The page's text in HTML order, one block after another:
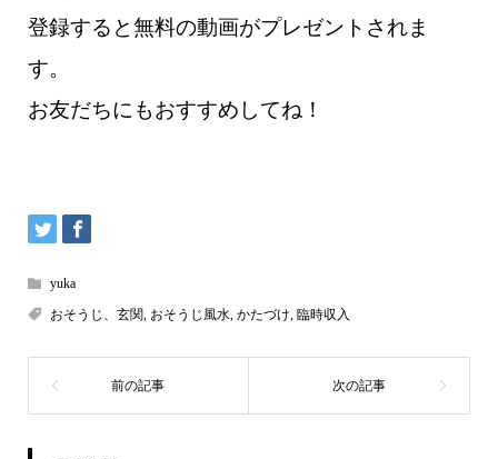
登録すると無料の動画がプレゼントされま
す。
お友だちにもおすすめしてね！
yuka
おそうじ、玄関, おそうじ風水, かたづけ, 臨時収入